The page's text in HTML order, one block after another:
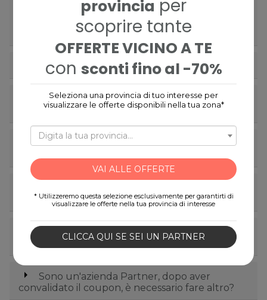
provincia per
scoprire tante
OFFERTE VICINO A TE
con sconti fino al -70%
Seleziona una provincia di tuo interesse per
visualizzare le offerte disponibili nella tua zona*
Digita la tua provincia…
VAI ALLE OFFERTE
* Utilizzeremo questa selezione esclusivamente per garantirti di
visualizzare le offerte nella tua provincia di interesse
CLICCA QUI SE SEI UN PARTNER
Potrò appropriarmi della lista delle email
degli utenti che hanno acquistato la mia
Vuoi contattarci?
Vuoi cancellare la tua registrazione su
Espevia?
arrow_right
Come faccio a scaricare i Ticket di ingresso
l'applicazione Espevia Partner?
arrow_right
Sono un'azienda Partner, come devo fare
per convalidare i buoni?
arrow_right
Sono un'azienda Partner, dopo aver
convalidato il coupon, è necessario fare altro?